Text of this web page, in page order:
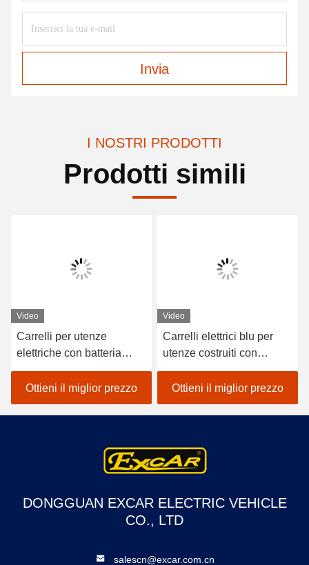
Invia
I NOSTRI PRODOTTI
Prodotti simili
Video
Carrelli per utenze
elettriche con batteria
Trojan da 48V e capacità
di carico di 600 kg adatti
per applicazioni in hotel e
golf club
Ottieni il miglior prezzo
Video
Carrelli elettrici blu per
utenze costruiti con
regolatori ad alta
frequenza da 48v 3,7kw e
controller Curtis per
un'esperienza di guida
Ottieni il miglior prezzo
DONGGUAN EXCAR ELECTRIC VEHICLE
CO., LTD
salescn@excar.com.cn